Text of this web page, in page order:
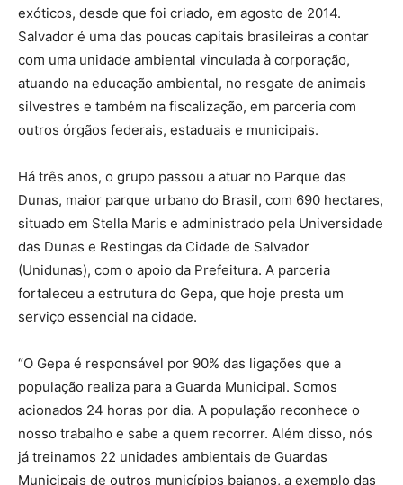
exóticos, desde que foi criado, em agosto de 2014.
Salvador é uma das poucas capitais brasileiras a contar
com uma unidade ambiental vinculada à corporação,
atuando na educação ambiental, no resgate de animais
silvestres e também na fiscalização, em parceria com
outros órgãos federais, estaduais e municipais.
Há três anos, o grupo passou a atuar no Parque das
Dunas, maior parque urbano do Brasil, com 690 hectares,
situado em Stella Maris e administrado pela Universidade
das Dunas e Restingas da Cidade de Salvador
(Unidunas), com o apoio da Prefeitura. A parceria
fortaleceu a estrutura do Gepa, que hoje presta um
serviço essencial na cidade.
“O Gepa é responsável por 90% das ligações que a
população realiza para a Guarda Municipal. Somos
acionados 24 horas por dia. A população reconhece o
nosso trabalho e sabe a quem recorrer. Além disso, nós
já treinamos 22 unidades ambientais de Guardas
Municipais de outros municípios baianos, a exemplo das